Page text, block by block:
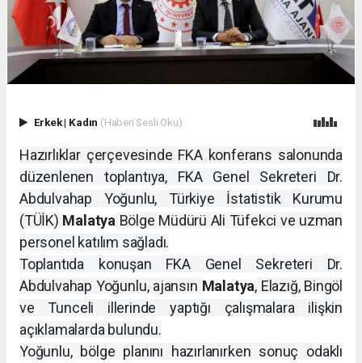
Erkek| Kadın (Haberi Sesli Oku)
Hazırlıklar çerçevesinde FKA konferans salonunda
düzenlenen toplantıya, FKA Genel Sekreteri Dr.
Abdulvahap Yoğunlu, Türkiye İstatistik Kurumu
(TÜİK) Malatya Bölge Müdürü Ali Tüfekci ve uzman
personel katılım sağladı.
Toplantıda konuşan FKA Genel Sekreteri Dr.
Abdulvahap Yoğunlu, ajansın Malatya, Elazığ, Bingöl
ve Tunceli illerinde yaptığı çalışmalara ilişkin
açıklamalarda bulundu.
Yoğunlu, bölge planını hazırlanırken sonuç odaklı